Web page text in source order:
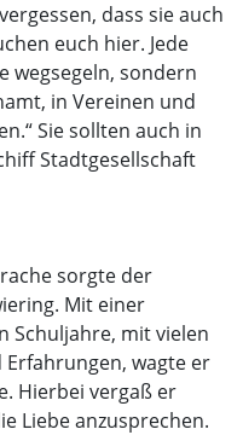
dass sie auch
euch hier. Jede
wegsegeln, sondern
in Vereinen und
Sie sollten auch in
Stadtgesellschaft
sorgte der
Mit einer
Schuljahre, mit vielen
wagte er
Hierbei vergaß er
Liebe anzusprechen.